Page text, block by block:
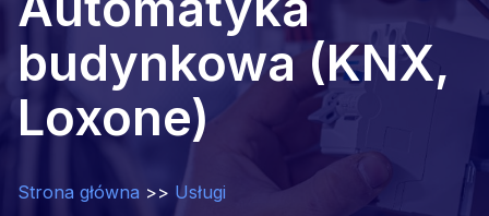
budynkowa (KNX,
Loxone)
Strona główna >> Usługi